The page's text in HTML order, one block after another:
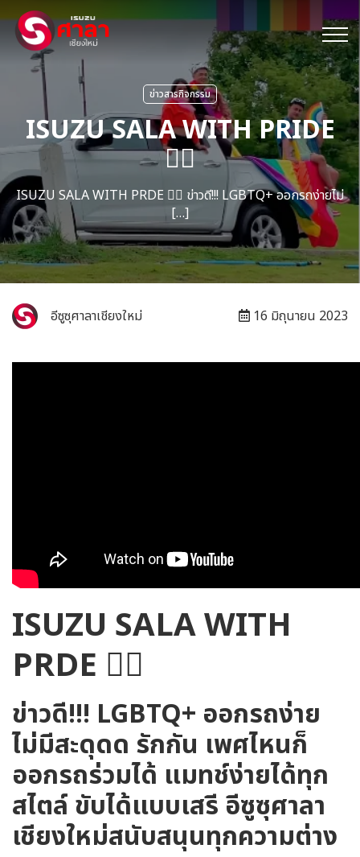
ข่าวสารกิจกรรม
ISUZU SALA WITH PRIDE
🏳️‍🌈
ISUZU SALA WITH PRDE 🏳️‍🌈 ข่าวดี!!! LGBTQ+ ออกรถง่ายไม่
[…]
อีซูซุศาลาเชียงใหม่ 16 มิถุนายน 2023
ISUZU SALA WITH
PRDE 🏳️‍🌈
ข่าวดี!!! LGBTQ+ ออกรถง่าย
ไม่มีสะดุดด รักกัน เพศไหนก็
ออกรถร่วมได้ แมทช์ง่ายได้ทุก
สไตล์ ขับได้แบบเสรี อีซูซุศาลา
เชียงใหม่สนับสนุนทุกความต่าง